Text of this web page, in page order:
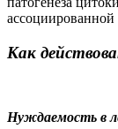
Как
Нуждаемость в